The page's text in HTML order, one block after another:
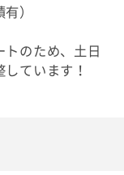
）
のため、土日
ています！